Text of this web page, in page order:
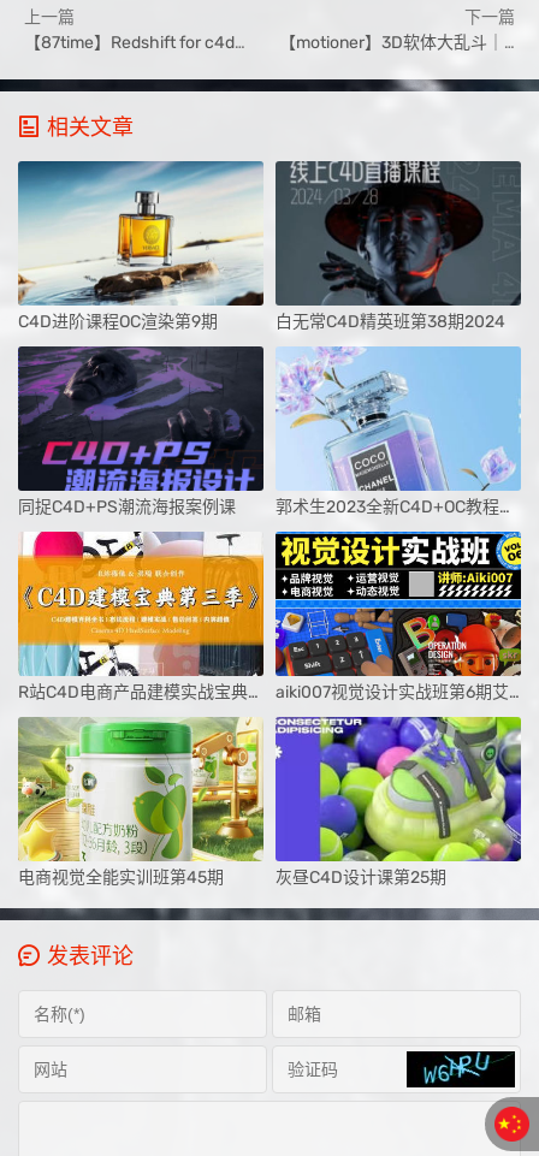
上一篇
【87time】Redshift for c4d商业渲染教程
下一篇
【motioner】3D软体大乱斗｜从概念到画面的梦幻连续技【画质高清有素材】
相关文章
C4D进阶课程OC渲染第9期 白无常C4D精英班第38期2024
同捉C4D+PS潮流海报案例课 郭术生2023全新C4D+OC教程光影质感与美学
R站C4D电商产品建模实战宝典第三季 aiki007视觉设计实战班第6期艾琦
电商视觉全能实训班第45期 灰昼C4D设计课第25期
发表评论